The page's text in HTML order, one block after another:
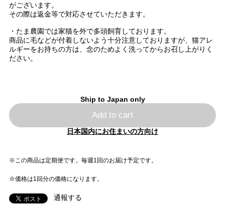
がございます。
その際は返金等で対応させていただきます。
・たま農園では家猫を外で多頭飼育しております。
商品に毛などが付着しないよう十分注意しておりますが、猫アレ
ルギーをお持ちの方は、念のためよく洗ってからお召し上がりく
ださい。
Ship to Japan only
Add to cart
日本国内にお住まいの方向け
※この商品は定期便です。毎週1回のお届け予定です。
※価格は1回分の価格になります。
通報する